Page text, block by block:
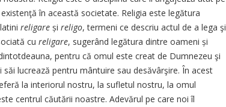
în această societate. Religia este legătura
religare și religo, termeni ce descriu actul de a lega şi
cu religare, sugerând legătura dintre oameni și
pentru că omul este creat de Dumnezeu şi
lucrează pentru mântuire sau desăvârşire. În acest
la interiorul nostru, la sufletul nostru, la omul
centrul căutării noastre. Adevărul pe care noi îl